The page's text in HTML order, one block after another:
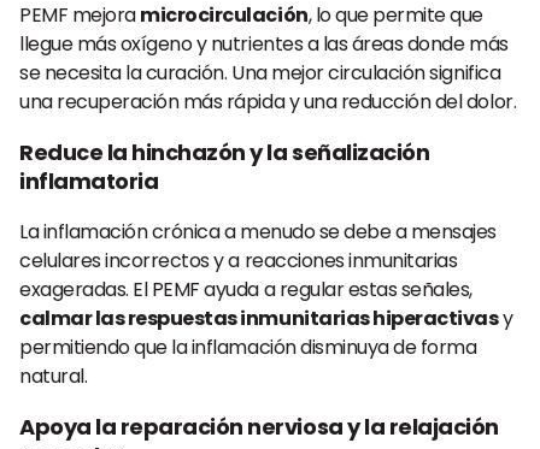
PEMF mejoramicrocirculación, lo que permite que
llegue más oxígeno y nutrientes a las áreas donde más
se necesita la curación. Una mejor circulación significa
una recuperación más rápida y una reducción del dolor.
Reduce la hinchazón y la señalización
inflamatoria
La inflamación crónica a menudo se debe a mensajes
celulares incorrectos y a reacciones inmunitarias
exageradas. El PEMF ayuda a regular estas señales,
calmar las respuestas inmunitarias hiperactivasy
permitiendo que la inflamación disminuya de forma
natural.
Apoya la reparación nerviosa y la relajación